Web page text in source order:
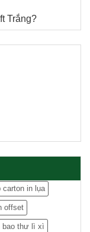
Trắng?
carton in lụa
offset
bao thư lì xì